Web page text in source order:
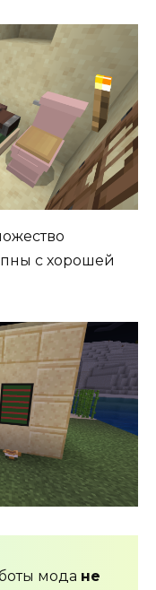
с хорошей
мода не